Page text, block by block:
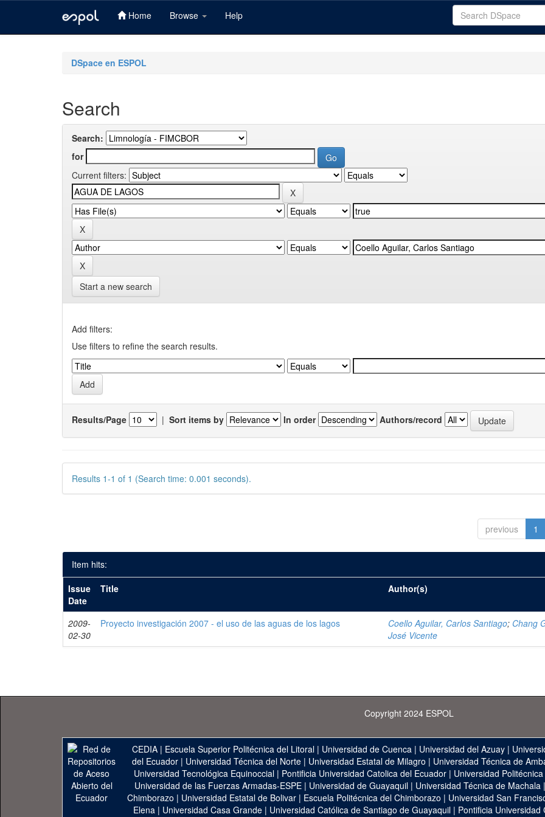
Home Browse Help
DSpace en ESPOL
Search
Search:
for
Current filters:
Start a new search
Add filters:
Use filters to refine the search results.
Results/Page | Sort items by In order Authors/record
Results 1-1 of 1 (Search time: 0.001 seconds).
previous 1
Item hits:
Issue
Date
Title Author(s)
2009-
02-30
Proyecto investigación 2007 - el uso de las aguas de los lagos Coello Aguilar, Carlos Santiago; Chang
José Vicente
Copyright 2024 ESPOL
CEDIA | Escuela Superior Politécnica del Litoral | Universidad de Cuenca | Universidad del Azuay |
del Ecuador| Universidad Técnica del Norte| Universidad Estatal de Milagro | Universidad Técnica de
Universidad Tecnológica Equinoccial| Pontificia Universidad Catolica del Ecuador| Universidad
Universidad de las Fuerzas Armadas-ESPE | Universidad de Guayaquil | Universidad Técnica de Machala
Chimborazo | Universidad Estatal de Bolivar| Escuela Politécnica del Chimborazo | Universidad San
Elena | Universidad Casa Grande | Universidad Católica de Santiago de Guayaquil | Pontificia